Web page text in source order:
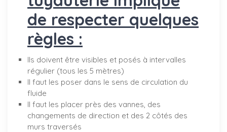
de respecter quelques
règles :
Ils doivent être visibles et posés à intervalles
régulier (tous les 5 mètres)
Il faut les poser dans le sens de circulation du
fluide
Il faut les placer près des vannes, des
changements de direction et des 2 côtés des
murs traversés